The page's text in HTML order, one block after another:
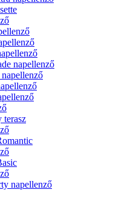
napellenző
terasz
napellenző